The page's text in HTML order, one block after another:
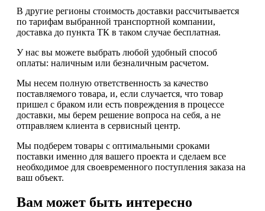
В другие регионы стоимость доставки рассчитывается
по тарифам выбранной транспортной компании,
доставка до пункта ТК в таком случае бесплатная.
У нас вы можете выбрать любой удобный способ
оплаты: наличным или безналичным расчетом.
Мы несем полную ответственность за качество
поставляемого товара, и, если случается, что товар
пришел с браком или есть повреждения в процессе
доставки, мы берем решение вопроса на себя, а не
отправляем клиента в сервисный центр.
Мы подберем товары с оптимальными сроками
поставки именно для вашего проекта и сделаем все
необходимое для своевременного поступления заказа на
ваш объект.
Вам может быть интересно